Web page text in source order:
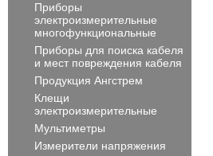
Приборы
электроизмерительные
многофункциональные
Приборы для поиска кабеля
и мест повреждения кабеля
Продукция Ангстрем
Клещи
электроизмерительные
Мультиметры
Измерители напряжения